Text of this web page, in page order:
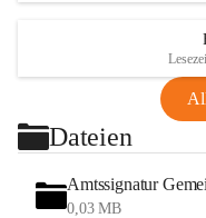
Dateien
Amtssignatur
0,03 MB